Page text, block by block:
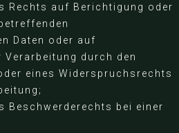
Rechts auf Berichtigung oder
Daten oder auf
Verarbeitung durch den
eines Widerspruchsrechts
Beschwerderechts bei einer